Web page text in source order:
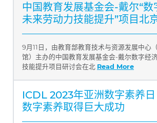
中国教育发展基金会-戴尔“数
未来劳动力技能提升”项目北
9月11日，由教育部教育技术与资源发展中心
馆）主办的中国教育发展基金会-戴尔数字经
技能提升项目研讨会在北 Read More
ICDL 2023年亚洲数字素养
数字素养取得巨大成功